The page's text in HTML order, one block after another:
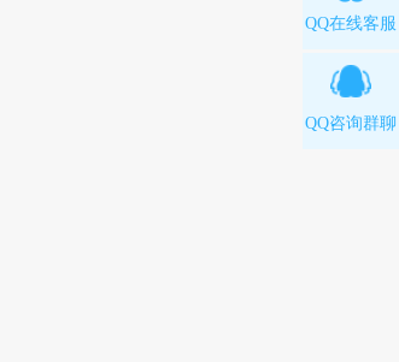
QQ在线客服
QQ咨询群聊